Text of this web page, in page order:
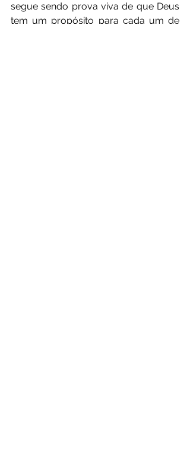
segue sendo prova viva de que Deus
tem um propósito para cada um de